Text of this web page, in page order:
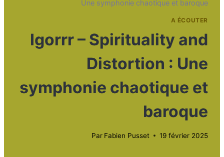
Une symphonie chaotique et baroque
A ÉCOUTER
Igorrr – Spirituality and
Distortion : Une
symphonie chaotique et
baroque
Par Fabien Pusset 19 février 2025